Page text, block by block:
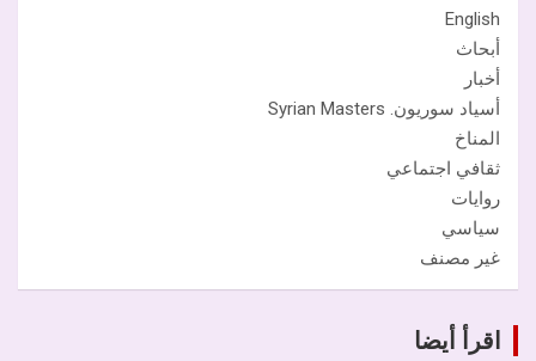
English
أبحاث
أخبار
أسياد سوريون. Syrian Masters
المناخ
ثقافي اجتماعي
روايات
سياسي
غير مصنف
اقرأ أيضا